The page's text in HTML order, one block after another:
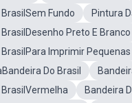
Fundo
Pintura
Preto E Branco
BrasilPara Imprimir Pequenas
Do Brasil
BrasilVermelha
Bandeira